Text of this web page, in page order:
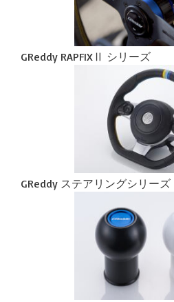
GReddy RAPFIXⅡ シリーズ
GReddy ステアリングシリーズ